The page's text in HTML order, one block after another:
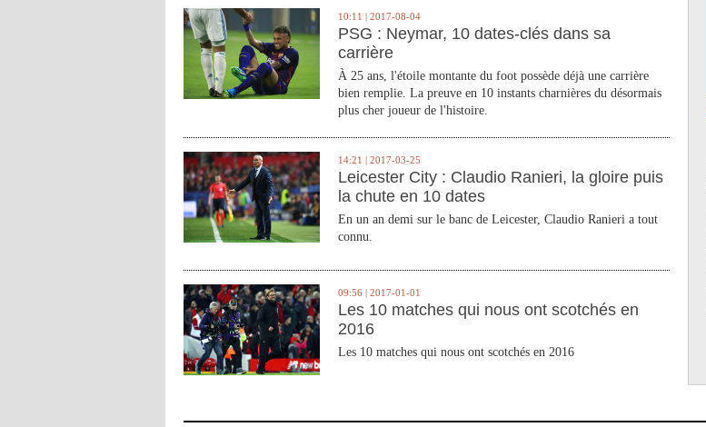
10:11 | 2017-08-04
PSG : Neymar, 10 dates-clés dans sa
carrière
À 25 ans, l'étoile montante du foot possède déjà une carrière
bien remplie. La preuve en 10 instants charnières du désormais
plus cher joueur de l'histoire.
14:21 | 2017-03-25
Leicester City : Claudio Ranieri, la gloire puis
la chute en 10 dates
En un an demi sur le banc de Leicester, Claudio Ranieri a tout
connu.
09:56 | 2017-01-01
Les 10 matches qui nous ont scotchés en
2016
Les 10 matches qui nous ont scotchés en 2016